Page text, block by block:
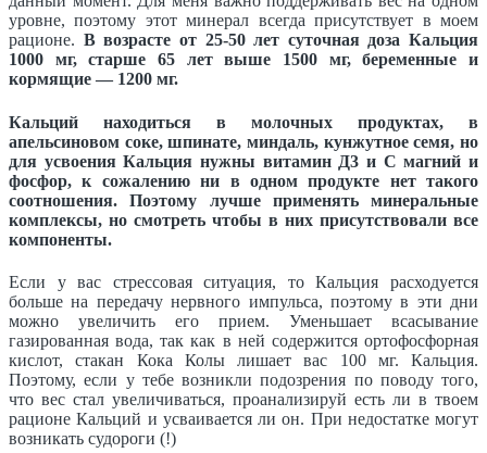
уровне, поэтому этот минерал всегда присутствует в моем
рационе. В возрасте от 25-50 лет суточная доза Кальция
1000 мг, старше 65 лет выше 1500 мг, беременные и
кормящие — 1200 мг.
Кальций находиться в молочных продуктах, в
апельсиновом соке, шпинате, миндаль, кунжутное семя, но
для усвоения Кальция нужны витамин Д3 и С магний и
фосфор, к сожалению ни в одном продукте нет такого
соотношения. Поэтому лучше применять минеральные
комплексы, но смотреть чтобы в них присутствовали все
компоненты.
Если у вас стрессовая ситуация, то Кальция расходуется
больше на передачу нервного импульса, поэтому в эти дни
можно увеличить его прием. Уменьшает всасывание
газированная вода, так как в ней содержится ортофосфорная
кислот, стакан Кока Колы лишает вас 100 мг. Кальция.
Поэтому, если у тебе возникли подозрения по поводу того,
что вес стал увеличиваться, проанализируй есть ли в твоем
рационе Кальций и усваивается ли он. При недостатке могут
возникать судороги (!)